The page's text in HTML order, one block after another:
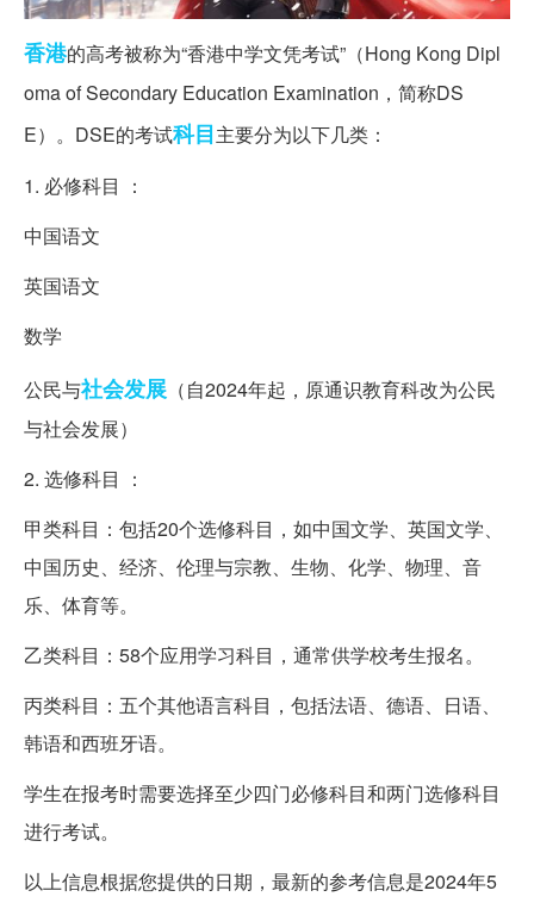
香港的高考被称为“香港中学文凭考试”（Hong Kong Dipl
oma of Secondary Education Examination，简称DS
E）。DSE的考试科目主要分为以下几类：
1. 必修科目 ：
中国语文
英国语文
数学
公民与社会发展 （自2024年起，原通识教育科改为公民
与社会发展）
2. 选修科目 ：
甲类科目：包括20个选修科目，如中国文学、英国文学、
中国历史、经济、伦理与宗教、生物、化学、物理、音
乐、体育等。
乙类科目：58个应用学习科目，通常供学校考生报名。
丙类科目：五个其他语言科目，包括法语、德语、日语、
韩语和西班牙语。
学生在报考时需要选择至少四门必修科目和两门选修科目
进行考试。
以上信息根据您提供的日期，最新的参考信息是2024年5